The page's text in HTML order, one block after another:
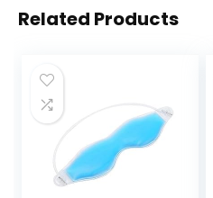
Related Products